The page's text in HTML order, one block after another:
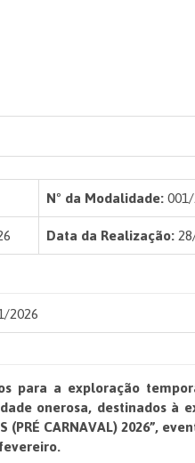
Nº da Modalidade:
Data da Realização:
2026
para a exploração
onerosa, destinados à
CARNAVAL) 2026”,
.